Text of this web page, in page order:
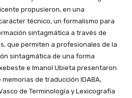
propusieron, en una
técnico, un formalismo para
sintagmática a través de
que permiten a profesionales de la
sintagmática de una forma
e Imanol Ubieta presentaron
de traducción IDABA,
de Terminología y Lexicografía